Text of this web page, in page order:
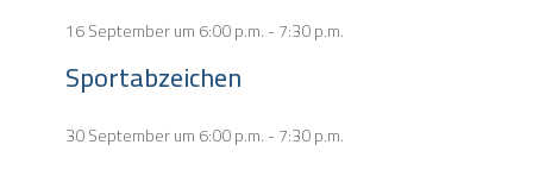
16 September um 6:00 p.m.-7:30 p.m.
Sportabzeichen
30 September um 6:00 p.m.-7:30 p.m.